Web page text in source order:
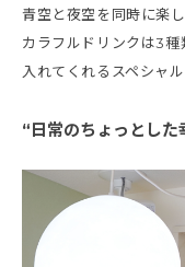
青空と夜空を同時に楽
カラフルドリンクは3
入れてくれるスペシャ
“日常のちょっとした